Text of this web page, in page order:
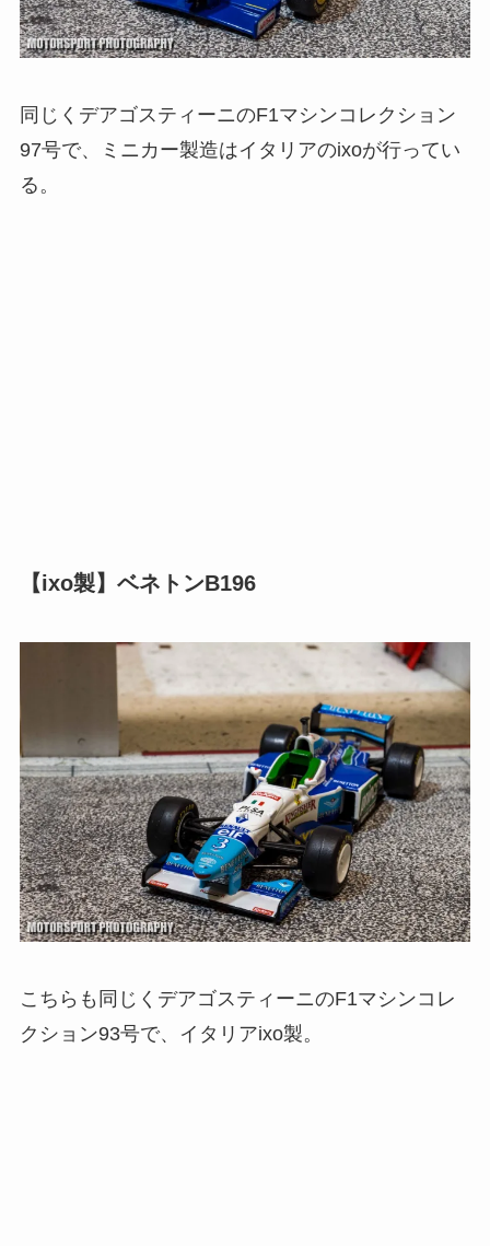
同じくデアゴスティーニのF1マシンコレクション
97号で、ミニカー製造はイタリアのixoが行ってい
る。
【ixo製】ベネトンB196
こちらも同じくデアゴスティーニのF1マシンコレ
クション93号で、イタリアixo製。